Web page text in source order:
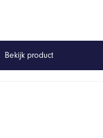
Bekijk product